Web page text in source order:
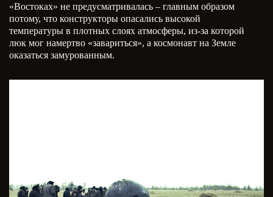
«Востоках» не предусматривалась – главным образом
потому, что конструкторы опасались высокой
температуры в плотных слоях атмосферы, из-за которой
люк мог намертво «завариться», а космонавт на Земле
оказаться замурованным.